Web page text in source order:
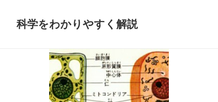
科学をわかりやすく解説